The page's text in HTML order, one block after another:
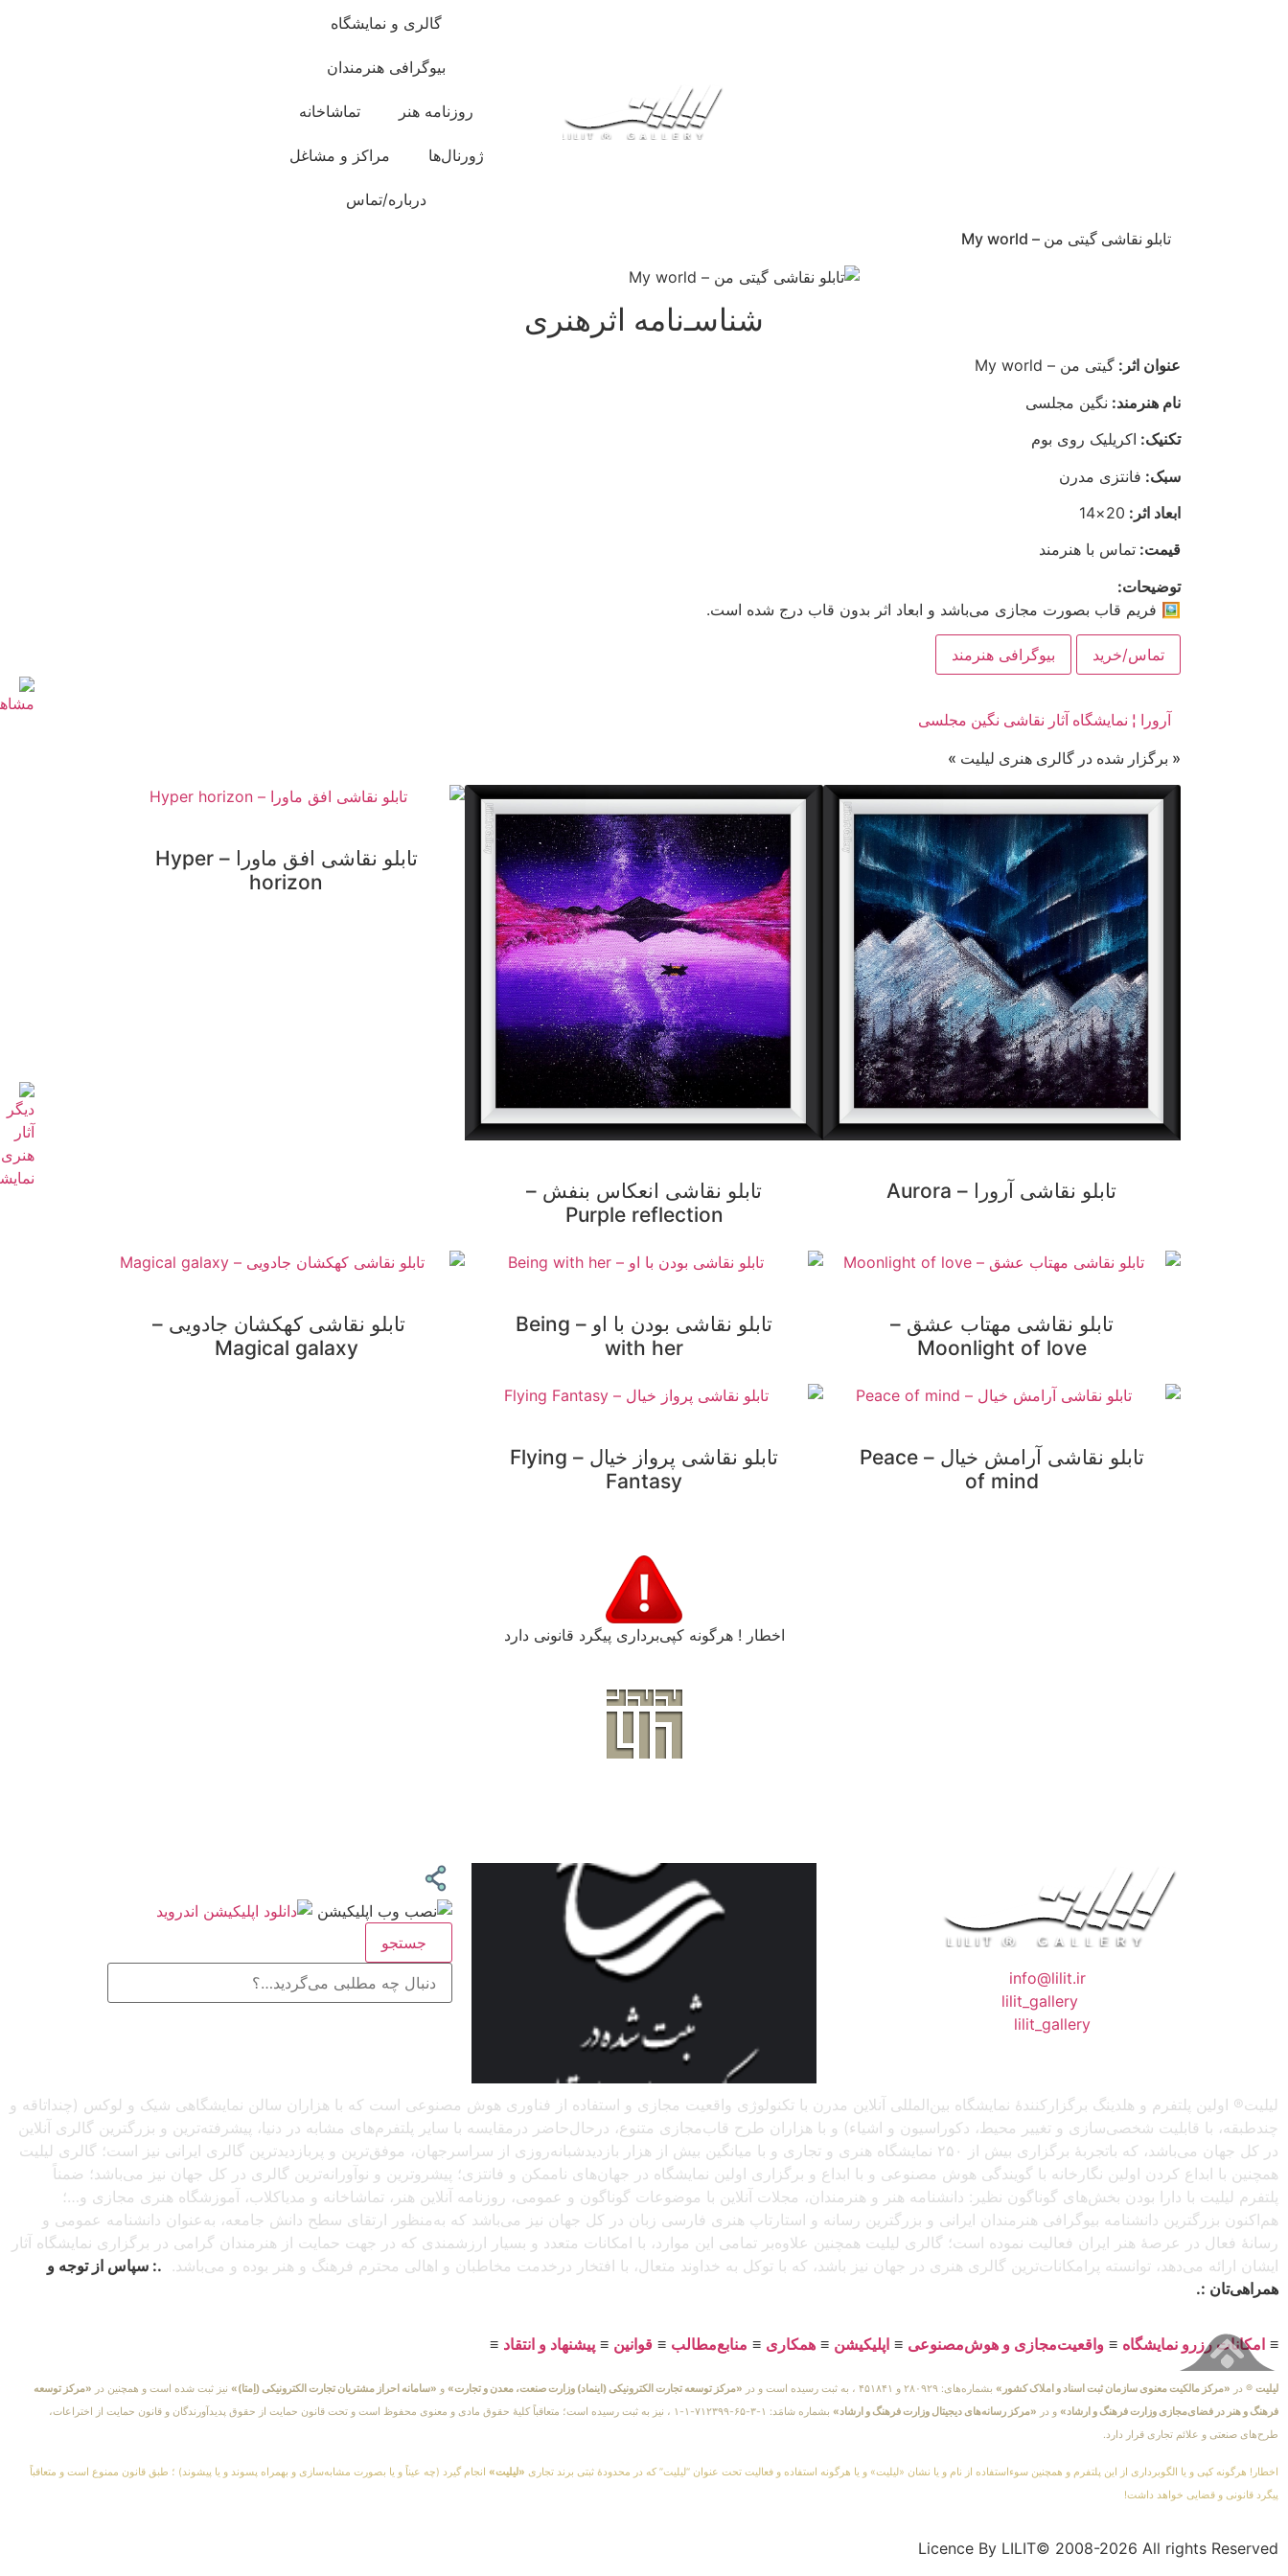
گالری و نمایشگاه
بیوگرافی هنرمندان
روزنامه هنر تماشاخانه
ژورنال‌ها مراکز و مشاغل
درباره/تماس
تابلو نقاشی گیتی من – My world
شناسـ‌نامه اثرهنری
عنوان اثر: گیتی من – My world
نام هنرمند: نگین مجلسی
تکنیک: اکریلیک روی بوم
سبک: فانتزی مدرن
ابعاد اثر: 20×14
قیمت: تماس با هنرمند
توضیحات:
🖼 فریم قاب بصورت مجازی می‌باشد و ابعاد اثر بدون قاب درج شده است.
تماس/خرید بیوگرافی هنرمند
آرورا ¦ نمایشگاه آثار نقاشی نگین مجلسی
« برگزار شده در گالری هنری لیلیت »
تابلو نقاشی آرورا – Aurora
تابلو نقاشی انعکاس بنفش –
Purple reflection
تابلو نقاشی افق ماورا – Hyper
horizon
تابلو نقاشی مهتاب عشق –
Moonlight of love
تابلو نقاشی بودن با او – Being
with her
⠀تابلو نقاشی کهکشان جادویی –
Magical galaxy
تابلو نقاشی آرامش خیال – Peace
of mind
تابلو نقاشی پرواز خیال – Flying
Fantasy
اخطار ! هرگونه کپی‌برداری پیگرد قانونی دارد
info@lilit.ir
lilit_gallery
lilit_gallery
جستجو
لیلیت® اولین پلتفرم و هلدینگ برگزارکنندهٔ نمایشگاه بین‌المللی آنلاین مدرن با تکنولوژی واقعیت مجازی و استفاده از فناوری هوش مصنوعی است که با هزاران سالن نمایشگاهی شیک و لوکس (چنداتاقه و
چندطبقه، با قابلیت شخصی‌سازی و تغییر محیط، دکوراسیون و اشیاء) و با هزاران طرح قاب‌مجازی متنوع، درحال‌حاضر درمقایسه با سایر پلتفرم‌های مشابه در دنیا، پیشرفته‌ترین و بزرگترین گالری آنلاین
در کل جهان می‌باشد، که باتجربهٔ برگزاری بیش از ۲۵۰ نمایشگاه هنری و تجاری و با میانگین بیش از هزار بازدیدشبانه‌روزی از سراسرجهان، موفق‌ترین و پربازدیدترین گالری ایرانی نیز است؛ گالری لیلیت
همچنین با ابداع کردن اولین نگارخانه با گویندگی هوش مصنوعی و با ابداع و برگزاری اولین نمایشگاه در جهان‌های ناممکن و فانتزی؛ پیشروترین و نوآورانه‌ترین گالری در کل جهان نیز می‌باشد؛ ضمناً
پلتفرم لیلیت با دارا بودن بخش‌های گوناگون نظیر: دانشنامه هنر و هنرمندان، مجلات آنلاین با موضوعات گوناگون و عمومی، روزنامه آنلاین هنر، تماشاخانه و مدیاکلاب، آموزشگاه هنری مجازی و…؛
هم‌اکنون بزرگترین دانشنامه بیوگرافی هنرمندان ایرانی و بزرگترین رسانه و استارتاپ هنری فارسی زبان در کل جهان نیز می‌باشد که به‌منظور ارتقای سطح دانش جامعه، به‌عنوان دانشنامه عمومی و
رسانهٔ فعال در عرصهٔ هنر ایران فعالیت نموده است؛ گالری لیلیت همچنین علاوه‌بر تمامی این موارد، با امکانات متعدد و بسیار ارزشمندی که در جهت حمایت از هنرمندان گرامی در برگزاری نمایشگاه آثار
ایشان ارائه می‌دهد، توانسته پرامکانات‌ترین گالری هنری در جهان نیز باشد، که با توکل به خداوند متعال، با افتخار درخدمت مخاطبان و اهالی محترم فرهنگ و هنر بوده و می‌باشد. .: سپاس از توجه و
همراهی‌تان :.
≡ امکانات رزرو نمایشگاه ≡ واقعیت‌مجازی و هوش‌مصنوعی ≡ اپلیکیشن ≡ همکاری ≡ منابع‌مطالب ≡ قوانین ≡ پیشنهاد و انتقاد ≡
لیلیت ® در «مرکز مالکیت معنوی سازمان ثبت اسناد و املاک کشور» بشماره‌های: ۲۸۰۹۲۹ و ۴۵۱۸۴۱ ، به ثبت رسیده است و در «مرکز توسعه تجارت الکترونیکی (اینماد) وزارت صنعت، معدن و تجارت» و «سامانه احراز مشتریان تجارت الکترونیکی (اِمتا)» نیز ثبت شده است و همچنین در «مرکز توسعه
فرهنگ و هنر در فضای‌مجازی وزارت فرهنگ و ارشاد» و در «مرکز رسانه‌های دیجیتال وزارت فرهنگ و ارشاد»
بشماره شامَد: ۱-۳-۶۵-۷۱۲۳۹۹-۱-۱ ، نیز به ثبت رسیده است؛ متعاقباً کلیهٔ حقوق مادی و معنوی محفوظ است و تحت قانون حمایت از حقوق پدیدآورندگان و قانون حمایت از اختراعات،
طرح‌های صنعتی و علائم تجاری قرار دارد.
اخطار! هرگونه کپی و یا الگوبرداری از این پلتفرم و همچنین سوءاستفاده از نام و یا نشان «لیلیت» و یا هرگونه استفاده و فعالیت تحت عنوان “لیلیت” که در محدودهٔ ثبتی برند تجاری «لیلیت» انجام گیرد (چه عیناً و یا بصورت مشابه‌سازی و بهمراه پسوند و یا پیشوند) ؛ طبق قانون ممنوع است و متعاقباً
پیگرد قانونی و قضایی خواهد داشت!
Licence By LILIT© 2008-2026 All rights Reserved